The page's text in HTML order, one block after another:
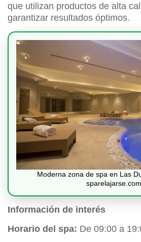
que utilizan productos de alta
garantizar resultados óptimos.
Moderna zona de spa en Las
sparelajarse.com
Información de interés
Horario del spa: De 09:00 a